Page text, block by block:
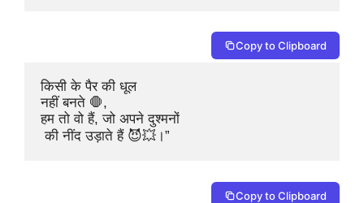
Copy to Clipboard
किसी के पैर की धूल
नहीं बनते 🛑,
हम तो वो हैं, जो अपने दुश्मनों
की नींद उड़ाते हैं 😈💥।”
Copy to Clipboard